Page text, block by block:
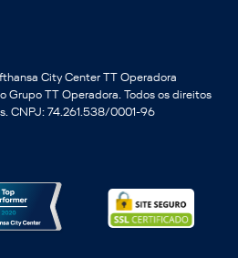
City Center TT Operadora
Grupo TT Operadora. Todos os direitos
CNPJ: 74.261.538/0001-96